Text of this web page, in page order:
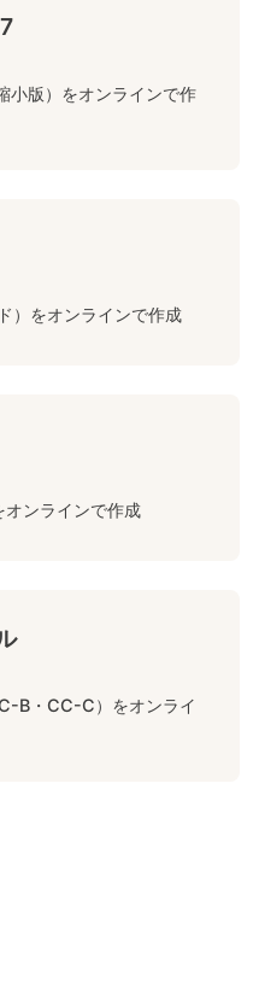
小版）をオンラインで作
）をオンラインで作成
ンラインで作成
B・CC-C）をオンライ